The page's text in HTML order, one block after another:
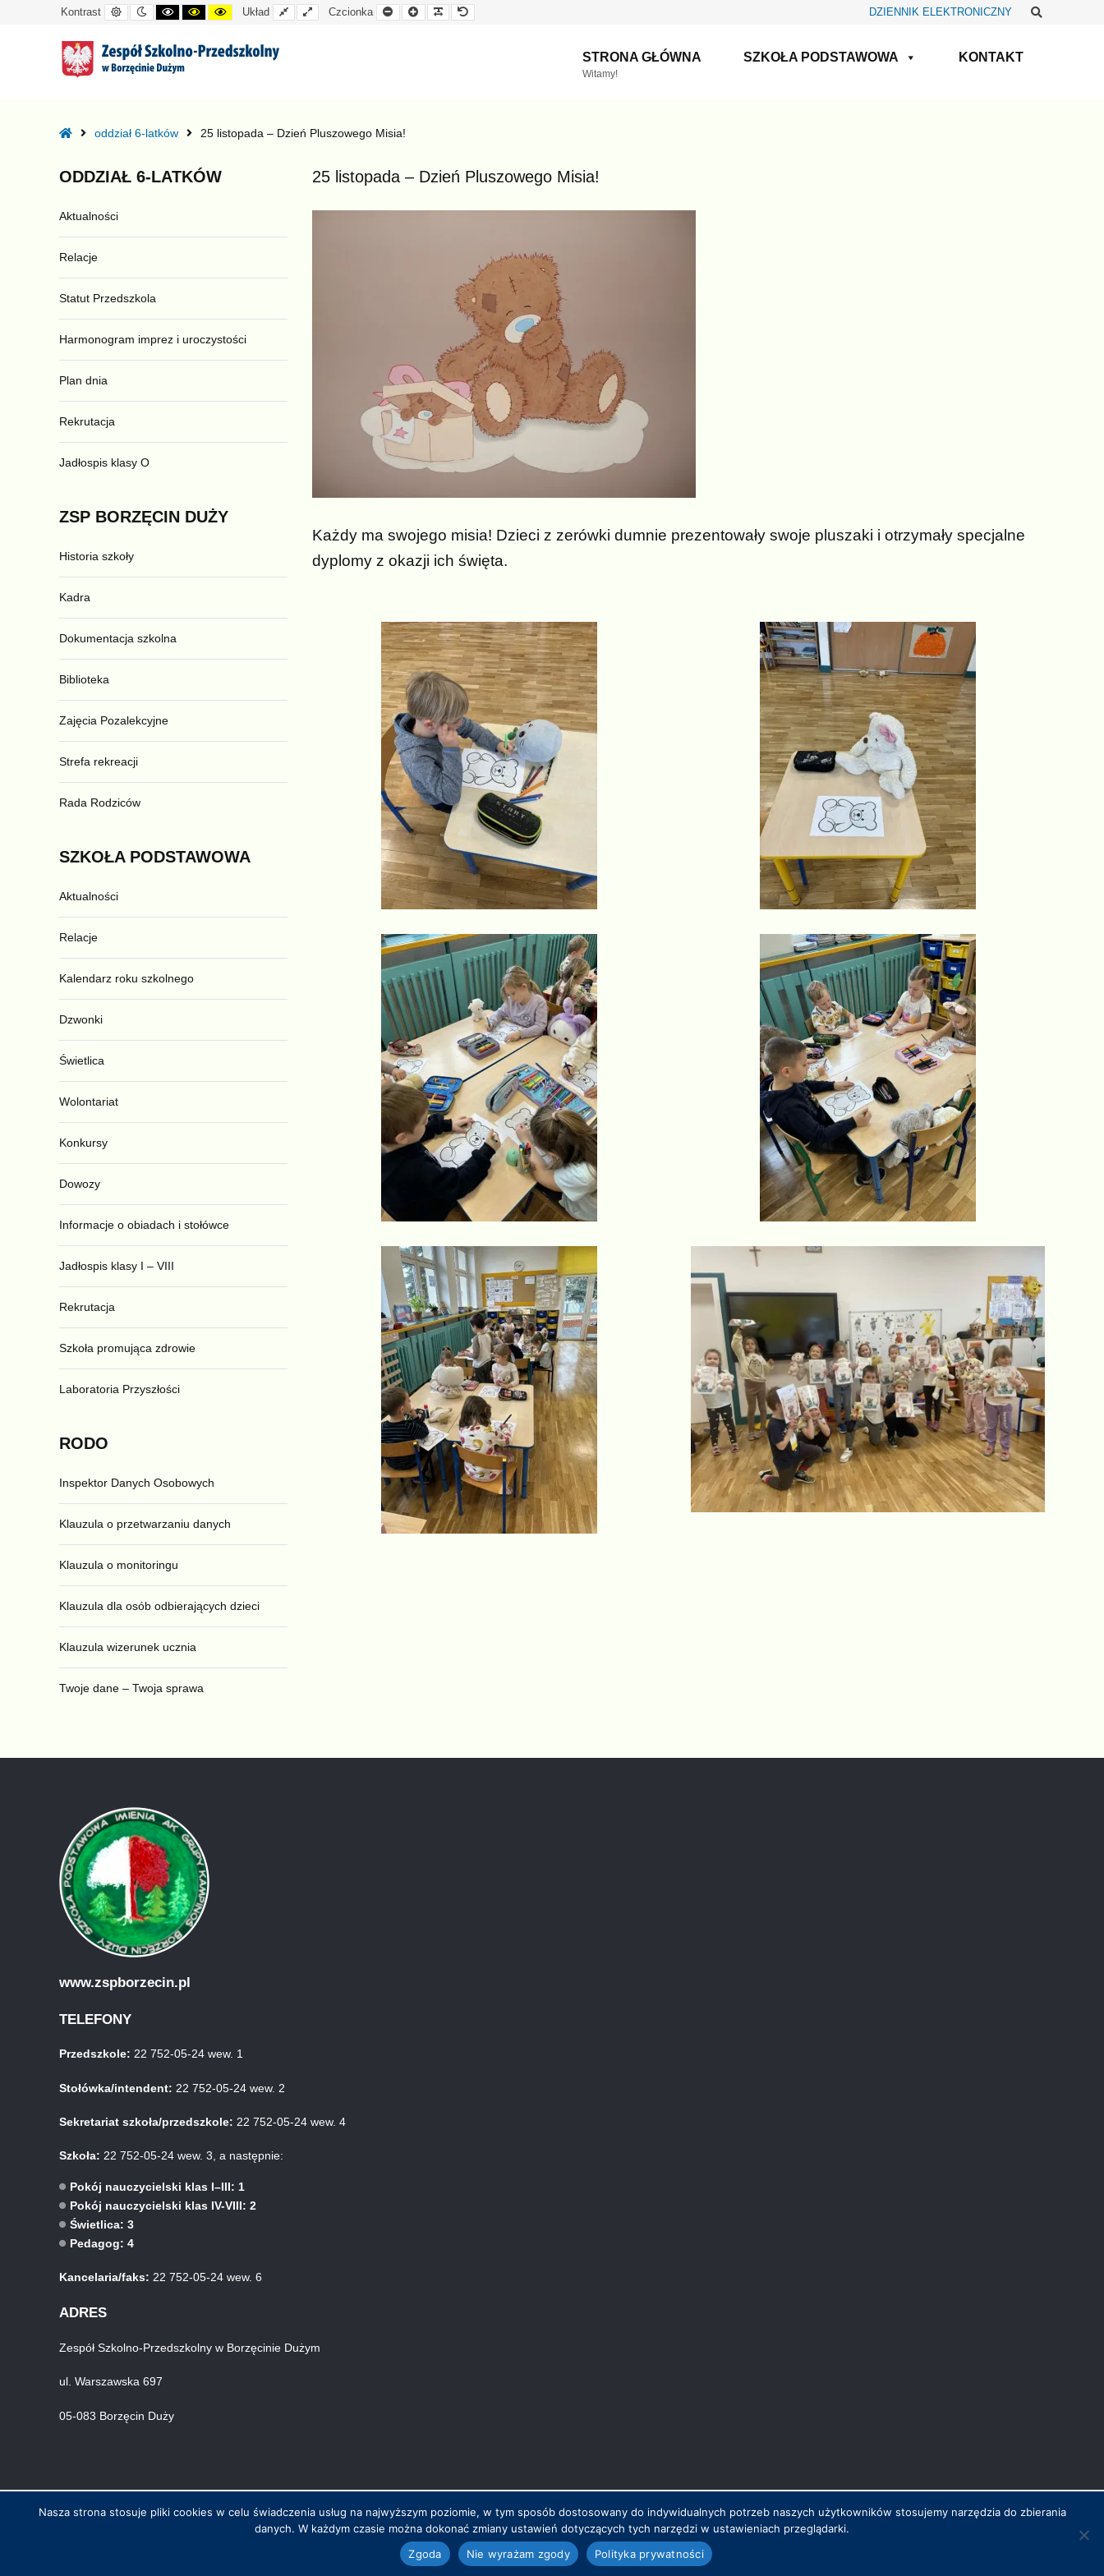
Kontrast
Kontrast
domyślny
Tryb
nocny
Kontrast
czarno-
Kontrast
czarno-
Kontrast
żółto-
Układ
Układ
standardowy
Układ
szeroki
Czcionka
Mniejsza
czcionka
Większa
czcionka
Czytelna
czcionkaczcionka
DZIENNIK ELEKTRONICZNY
STRONA GŁÓWNA
Witamy!
SZKOŁA PODSTAWOWA KONTAKT
Homeoddział 6-latków 25 listopada – Dzień Pluszowego Misia!
25 listopada – Dzień Pluszowego Misia!
Każdy ma swojego misia! Dzieci z zerówki dumnie prezentowały swoje pluszaki i otrzymały specjalne
dyplomy z okazji ich święta.
ODDZIAŁ 6-LATKÓW
Aktualności
Relacje
Statut Przedszkola
Harmonogram imprez i uroczystości
Plan dnia
Rekrutacja
Jadłospis klasy O
ZSP BORZĘCIN DUŻY
Historia szkoły
Kadra
Dokumentacja szkolna
Biblioteka
Zajęcia Pozalekcyjne
Strefa rekreacji
Rada Rodziców
SZKOŁA PODSTAWOWA
Aktualności
Relacje
Kalendarz roku szkolnego
Dzwonki
Świetlica
Wolontariat
Konkursy
Dowozy
Informacje o obiadach i stołówce
Jadłospis klasy I – VIII
Rekrutacja
Szkoła promująca zdrowie
Laboratoria Przyszłości
RODO
Inspektor Danych Osobowych
Klauzula o przetwarzaniu danych
Klauzula o monitoringu
Klauzula dla osób odbierających dzieci
Klauzula wizerunek ucznia
Twoje dane – Twoja sprawa
www.zspborzecin.pl
TELEFONY
Przedszkole: 22 752-05-24 wew. 1
Stołówka/intendent: 22 752-05-24 wew. 2
Sekretariat szkoła/przedszkole: 22 752-05-24 wew. 4
Szkoła: 22 752-05-24 wew. 3, a następnie:
Pokój nauczycielski klas I–III: 1
Pokój nauczycielski klas IV-VIII: 2
Świetlica: 3
Pedagog: 4
Kancelaria/faks: 22 752-05-24 wew. 6
ADRES
Zespół Szkolno-Przedszkolny w Borzęcinie Dużym
ul. Warszawska 697
05-083 Borzęcin Duży
© Wszystkie prawa zastrzeżone. Hosting i wykonanie skynet.net.pl
Nasza strona stosuje pliki cookies w celu świadczenia usług na najwyższym poziomie, w tym sposób dostosowany do indywidualnych potrzeb naszych użytkowników stosujemy narzędzia do zbierania
danych. W każdym czasie można dokonać zmiany ustawień dotyczących tych narzędzi w ustawieniach przeglądarki.
Zgoda
Nie wyrażam zgody Polityka prywatności